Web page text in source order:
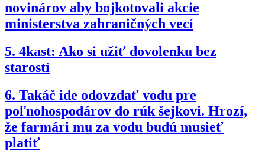
novinárov aby bojkotovali akcie
ministerstva zahraničných vecí
5. 4kast: Ako si užiť dovolenku bez
starostí
6. Takáč ide odovzdať vodu pre
poľnohospodárov do rúk šejkovi. Hrozí,
že farmári mu za vodu budú musieť
platiť